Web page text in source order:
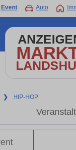
Event Auto
❯ HIP-HOP